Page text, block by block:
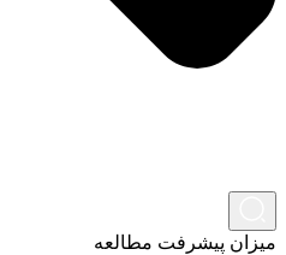
میزان پیشرفت مطالعه